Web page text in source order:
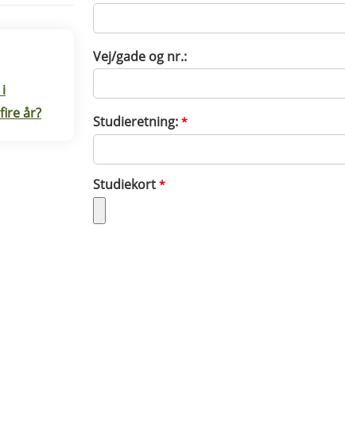
i
år?
Vej/gade og nr.:
Studieretning: *
Studiekort *